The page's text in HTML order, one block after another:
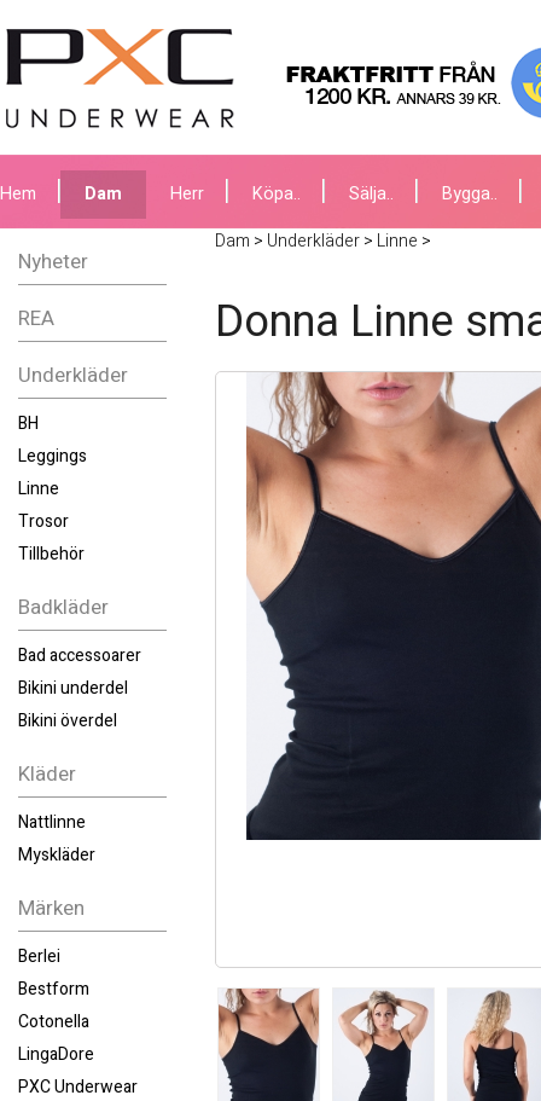
Hem Dam Herr Köpa.. Sälja.. Bygga..
Nyheter
REA
Underkläder
BH
Leggings
Linne
Trosor
Tillbehör
Badkläder
Bad accessoarer
Bikini underdel
Bikini överdel
Kläder
Nattlinne
Myskläder
Märken
Berlei
Bestform
Cotonella
LingaDore
PXC Underwear
Dam > Underkläder> Linne >
Donna Linne